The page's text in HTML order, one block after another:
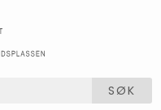
SØK